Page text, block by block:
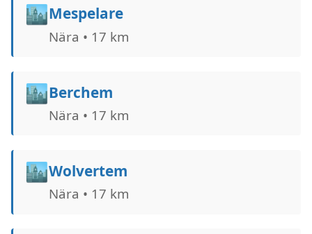
🏙️Mespelare
Nära • 17 km
🏙️Berchem
Nära • 17 km
🏙️Wolvertem
Nära • 17 km